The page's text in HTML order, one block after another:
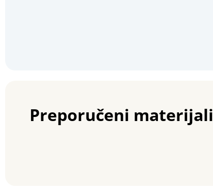
Preporučeni materijali